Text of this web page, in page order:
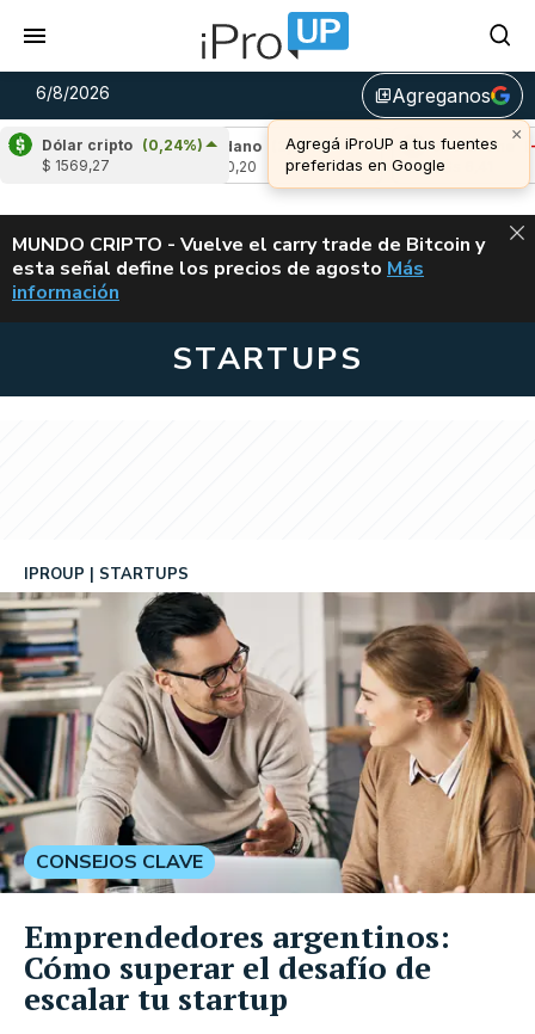
6/8/2026 library_addAgreganos
×
Agregá iProUP a tus fuentes
preferidas en Google
Dólar cripto (0,24%)
$ 1569,27
Cardano
(2,72%)
Avalanche (-
u$s 6,41
ALERTA
MUNDO CRIPTO - Vuelve el carry trade de Bitcoin y
esta señal define los precios de agosto VUELVE EL
Más
información
STARTUPS
IPROUP STARTUPS
CONSEJOS CLAVE
Emprendedores argentinos:
Cómo superar el desafío de
escalar tu startup